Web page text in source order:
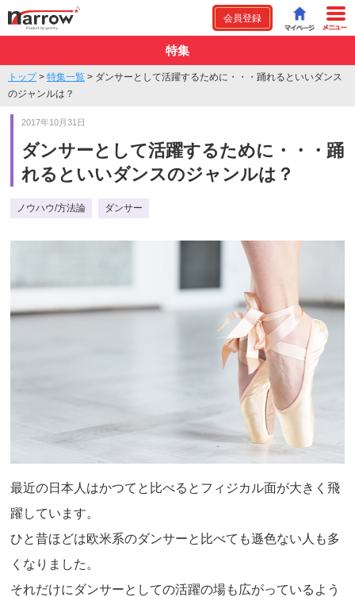
会員登録
特集
トップ> 特集一覧 > ダンサーとして活躍するために・・・踊れるといいダンス
のジャンルは？
2017年10月31日
ダンサーとして活躍するために・・・踊
れるといいダンスのジャンルは？
ノウハウ/方法論 ダンサー
最近の日本人はかつてと比べるとフィジカル面が大きく飛
躍しています。
ひと昔ほどは欧米系のダンサーと比べても遜色ない人も多
くなりました。
それだけにダンサーとしての活躍の場も広がっているよう